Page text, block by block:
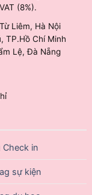
(8%).
Liêm, Hà Nội
TP.Hồ Chí Minh
Lệ, Đà Nẵng
Check in
sự kiện